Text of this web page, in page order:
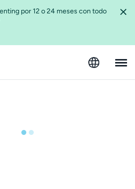
por 12 o 24 meses con todo